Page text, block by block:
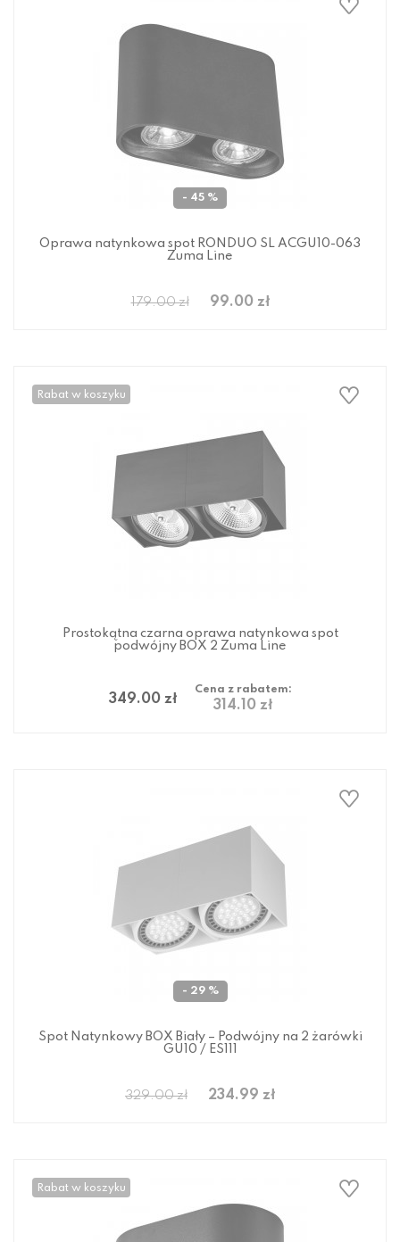
- 45 %
Oprawa natynkowa spot RONDUO SL ACGU10-063
Zuma Line
179.00 zł 99.00 zł
Rabat w koszyku
Prostokątna czarna oprawa natynkowa spot
podwójny BOX 2 Zuma Line
349.00 zł
Cena z rabatem:
314.10 zł
- 29 %
Spot Natynkowy BOX Biały – Podwójny na 2 żarówki
GU10 / ES111
329.00 zł 234.99 zł
Rabat w koszyku